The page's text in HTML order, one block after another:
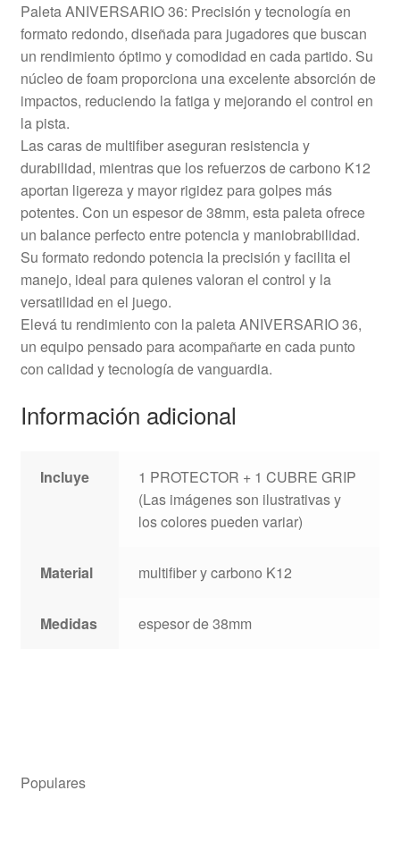
Paleta ANIVERSARIO 36: Precisión y tecnología en
formato redondo, diseñada para jugadores que buscan
un rendimiento óptimo y comodidad en cada partido. Su
núcleo de foam proporciona una excelente absorción de
impactos, reduciendo la fatiga y mejorando el control en
la pista.
Las caras de multifiber aseguran resistencia y
durabilidad, mientras que los refuerzos de carbono K12
aportan ligereza y mayor rigidez para golpes más
potentes. Con un espesor de 38mm, esta paleta ofrece
un balance perfecto entre potencia y maniobrabilidad.
Su formato redondo potencia la precisión y facilita el
manejo, ideal para quienes valoran el control y la
versatilidad en el juego.
Elevá tu rendimiento con la paleta ANIVERSARIO 36,
un equipo pensado para acompañarte en cada punto
con calidad y tecnología de vanguardia.
Información adicional
Incluye
1 PROTECTOR + 1 CUBRE GRIP
(Las imágenes son ilustrativas y
los colores pueden variar)
Material multifiber y carbono K12
Medidas espesor de 38mm
Populares